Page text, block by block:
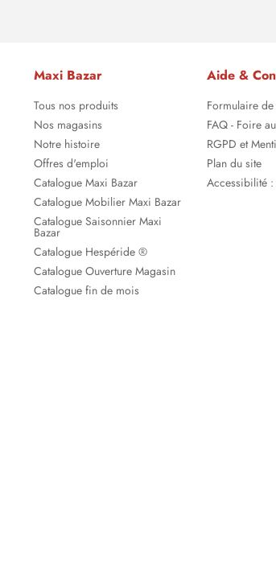
Maxi Bazar
Tous nos produits
Nos magasins
Notre histoire
Offres d'emploi
Catalogue Maxi Bazar
Catalogue Mobilier Maxi Bazar
Catalogue Saisonnier Maxi
Bazar
Catalogue Hespéride ®
Catalogue Ouverture Magasin
Catalogue fin de mois
Aide &
Formulaire
FAQ - Foire
RGPD et
Plan du site
Accessibilité